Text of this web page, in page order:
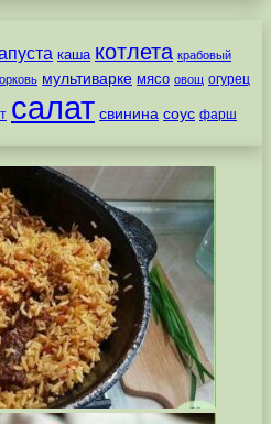
каша котлета крабовый
мультиварке мясо овощ огурец
салат свинина соус фарш